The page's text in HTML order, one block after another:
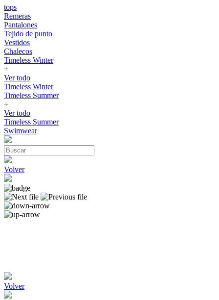
tops
Remeras
Pantalones
Tejido de punto
Vestidos
Chalecos
Timeless Winter
+
Ver todo
Timeless Winter
Timeless Summer
+
Ver todo
Timeless Summer
Swimwear
Volver
Volver